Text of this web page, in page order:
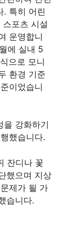
. 특히 어린
포츠 시설
운영합니
에 실내 5
으로 모니
환경 기준
이었습니
을 강화하기
했습니다.
잔디나 꽃
했으며 지상
제가 될 가
습니다.